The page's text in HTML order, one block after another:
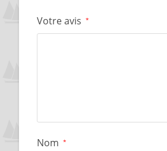
Votre avis *
Nom *